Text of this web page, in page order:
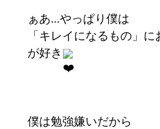
ぁあ…やっぱり僕は
「キレイになるもの」
が好き
僕は勉強嫌いだから